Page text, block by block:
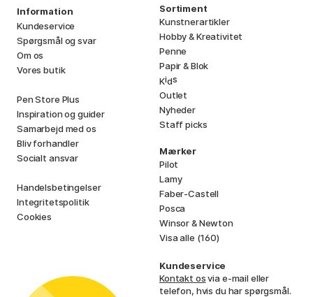
Information
Kundeservice
Spørgsmål og svar
Om os
Vores butik
Pen Store Plus
Inspiration og guider
Samarbejd med os
Bliv forhandler
Socialt ansvar
Handelsbetingelser
Integritetspolitik
Cookies
Sortiment
Kunstnerartikler
Hobby & Kreativitet
Penne
Papir & Blok
Kids
Outlet
Nyheder
Staff picks
Mærker
Pilot
Lamy
Faber-Castell
Posca
Winsor & Newton
Visa alle (160)
Kundeservice
Kontakt osvia e-mail eller
telefon, hvis du har spørgsmål.